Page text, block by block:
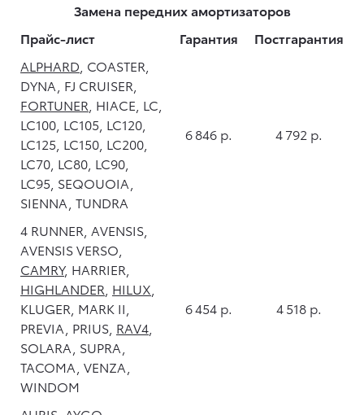
Замена передних амортизаторов
Прайс-лист
Гарантия
Постгарантия
ALPHARD , COASTER,
DYNA, FJ CRUISER,
FORTUNER , HIACE, LC,
LC100, LC105, LC120,
LC125, LC150, LC200,
LC70, LC80, LC90,
LC95, SEQOUOIA,
SIENNA, TUNDRA
6 846 р. 4 792 р.
4 RUNNER, AVENSIS,
AVENSIS VERSO,
CAMRY, HARRIER,
HIGHLANDER HILUX
KLUGER, MARK II,
PREVIA, PRIUS, RAV4
SOLARA, SUPRA,
TACOMA, VENZA,
WINDOM
6 454 р. 4 518 р.